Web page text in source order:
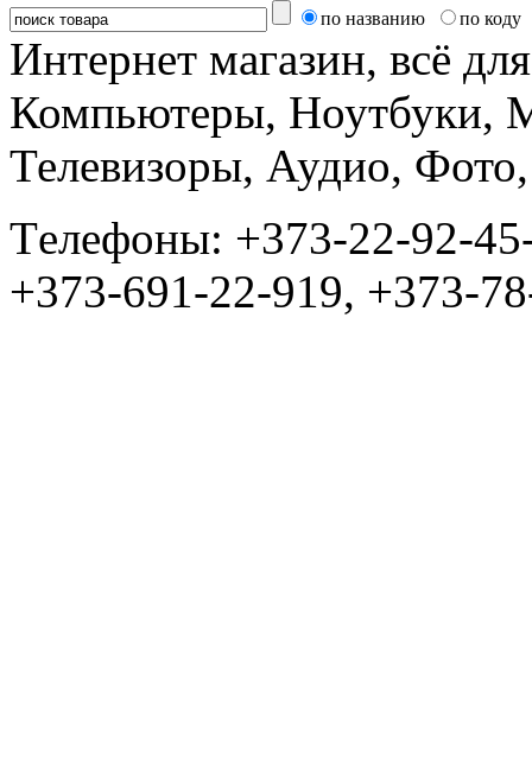
по названию по коду
Интернет магазин, всё
Компьютеры, Ноутбуки,
Телевизоры, Аудио,
Tелефоны: +373-22-92-
+373-691-22-919, +373-